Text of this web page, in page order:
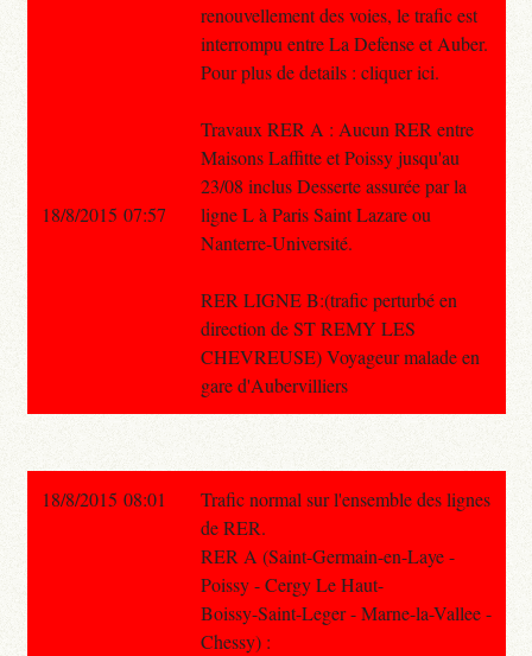
renouvellement des voies, le trafic est
interrompu entre La Defense et Auber.
Pour plus de details : cliquer ici.
Travaux RER A : Aucun RER entre
Maisons Laffitte et Poissy jusqu'au
23/08 inclus Desserte assurée par la
ligne L à Paris Saint Lazare ou
Nanterre-Université.
RER LIGNE B:(trafic perturbé en
direction de ST REMY LES
CHEVREUSE) Voyageur malade en
gare d'Aubervilliers
18/8/2015 07:57
18/8/2015 08:01
Trafic normal sur l'ensemble des lignes
de RER.
RER A (Saint-Germain-en-Laye -
Poissy - Cergy Le Haut-
Boissy-Saint-Leger - Marne-la-Vallee -
Chessy) :